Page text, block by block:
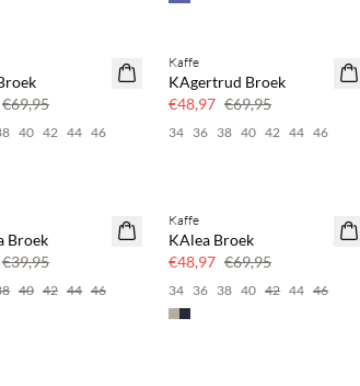
€69,95
40 42 44 46
SAVE20
30% korting
Kaffe
KAgertrud Broek
€48,97 €69,95
34 36 38 40 42 44 46
Broek
€39,95
40 42 44 46
SAVE20
Kaffe
KAlea Broek
€48,97 €69,95
34 36 38 40 42 44 46